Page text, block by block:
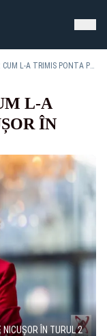
BOMBA CAMPANIEI: CUM L-A TRIMIS PONTA PE NICUȘOR ÎN TURUL 2
L-A
ÎN
ÎN TURUL 2